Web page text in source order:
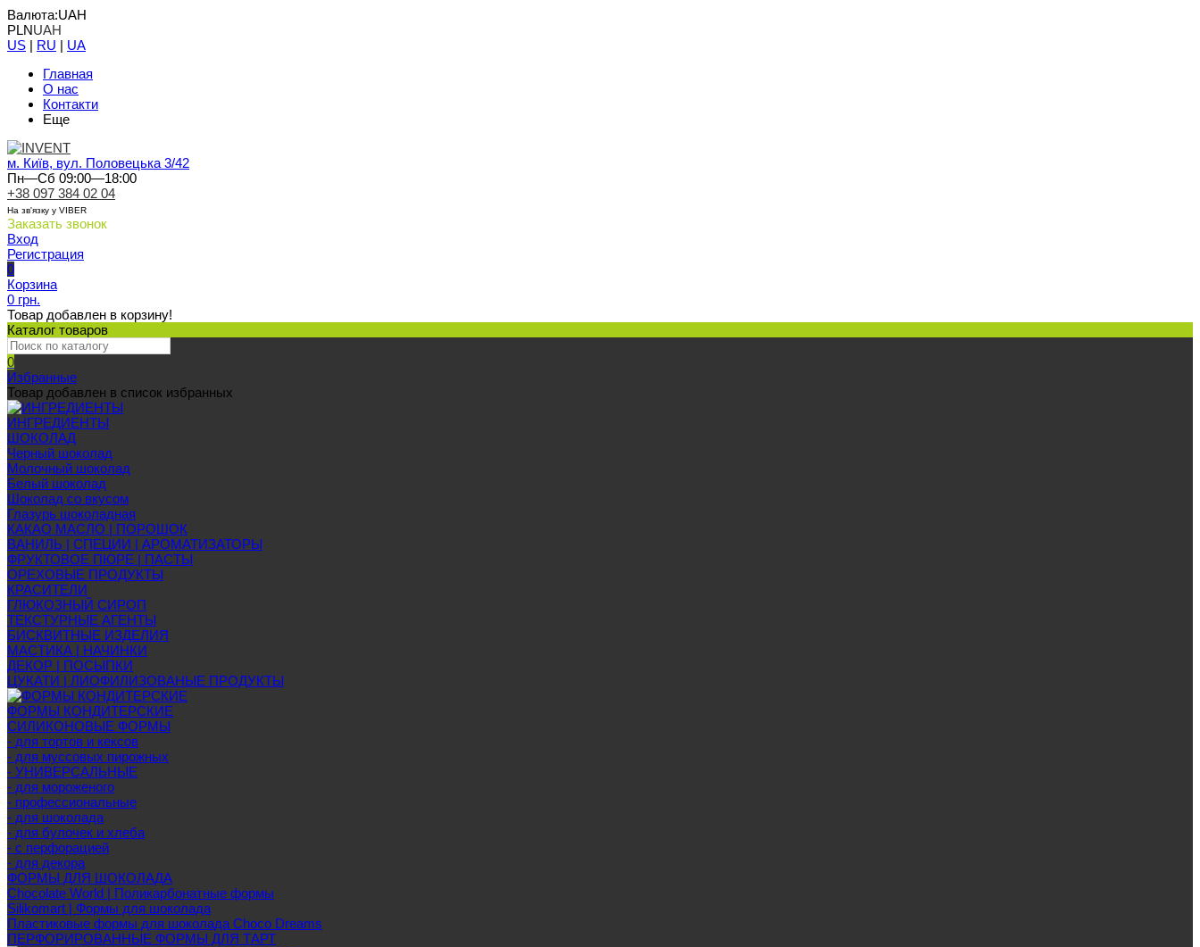
Валюта:UAH
PLNUAH
US | RU | UA
Главная
О нас
Контакти
Еще
м. Київ, вул. Половецька 3/42
Пн—Сб 09:00—18:00
+38 097 384 02 04
На зв'язку у VIBER
Заказать звонок
Вход
Регистрация
0
Корзина
0 грн.
Товар добавлен в корзину!
Каталог товаров
0
Избранные
Товар добавлен в список избранных
ИНГРЕДИЕНТЫ
ШОКОЛАД
Черный шоколад
Молочный шоколад
Белый шоколад
Шоколад со вкусом
Глазурь шоколадная
КАКАО МАСЛО | ПОРОШОК
ВАНИЛЬ | СПЕЦИИ | АРОМАТИЗАТОРЫ
ФРУКТОВОЕ ПЮРЕ | ПАСТЫ
ОРЕХОВЫЕ ПРОДУКТЫ
КРАСИТЕЛИ
ГЛЮКОЗНЫЙ СИРОП
ТЕКСТУРНЫЕ АГЕНТЫ
БИСКВИТНЫЕ ИЗДЕЛИЯ
МАСТИКА | НАЧИНКИ
ДЕКОР | ПОСЫПКИ
ЦУКАТИ | ЛИОФИЛИЗОВАНЫЕ ПРОДУКТЫ
ФОРМЫ КОНДИТЕРСКИЕ
СИЛИКОНОВЫЕ ФОРМЫ
- для тортов и кексов
- для муссовых пирожных
- УНИВЕРСАЛЬНЫЕ
- для мороженого
- профессиональные
- для шоколада
- для булочек и хлеба
- с перфорацией
- для декора
ФОРМЫ ДЛЯ ШОКОЛАДА
Chocolate World | Поликарбонатные формы
Silikomart | Формы для шоколада
Пластиковые формы для шоколада Choco Dreams
ПЕРФОРИРОВАННЫЕ ФОРМЫ ДЛЯ ТАРТ